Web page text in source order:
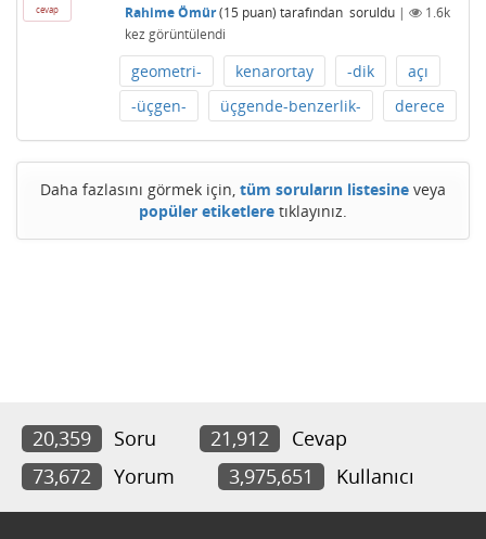
cevap
Rahime Ömür (15 puan) tarafından soruldu |
1.6k
kez görüntülendi
geometri- kenarortay -dik
açı
-üçgen-
üçgende-benzerlik- derece
Daha fazlasını görmek için, tüm soruların listesine veya
popüler etiketlere tıklayınız.
20,359 Soru 21,912
Cevap
73,672
Yorum 3,975,651 Kullanıcı